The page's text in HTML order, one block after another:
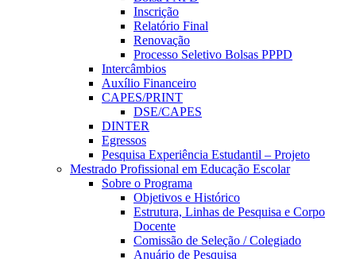
Inscrição
Relatório Final
Renovação
Processo Seletivo Bolsas PPPD
Intercâmbios
Auxílio Financeiro
CAPES/PRINT
DSE/CAPES
DINTER
Egressos
Pesquisa Experiência Estudantil – Projeto
Mestrado Profissional em Educação Escolar
Sobre o Programa
Objetivos e Histórico
Estrutura, Linhas de Pesquisa e Corpo
Docente
Comissão de Seleção / Colegiado
Anuário de Pesquisa